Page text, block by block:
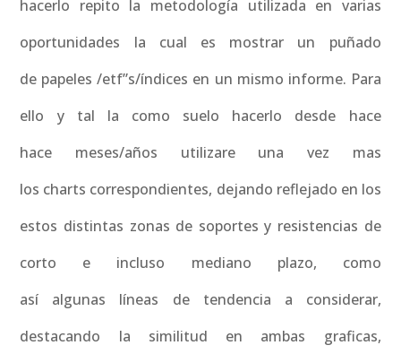
hacerlo repito la metodología utilizada en varias
oportunidades la cual es mostrar un puñado
de papeles /etf”s/índices en un mismo informe. Para
ello y tal la como suelo hacerlo desde hace
hace meses/años utilizare una vez mas
los charts correspondientes, dejando reflejado en los
estos distintas zonas de soportes y resistencias de
corto e incluso mediano plazo, como
así algunas líneas de tendencia a considerar,
destacando la similitud en ambas graficas,